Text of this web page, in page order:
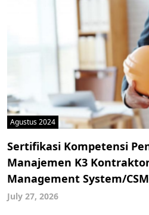
Agustus 2024
Sertifikasi Kompetensi
Manajemen K3
Management System/
July 27, 2026